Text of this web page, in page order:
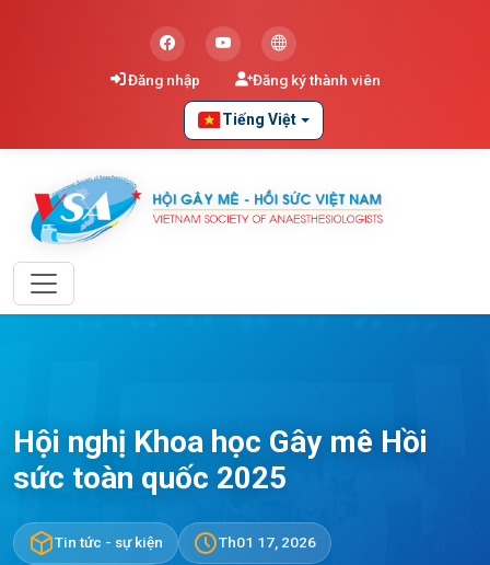
Đăng nhập Đăng ký thành viên
Tiếng Việt
Hội nghị Khoa học Gây mê Hồi
sức toàn quốc 2025
Tin tức - sự kiện Th01 17, 2026